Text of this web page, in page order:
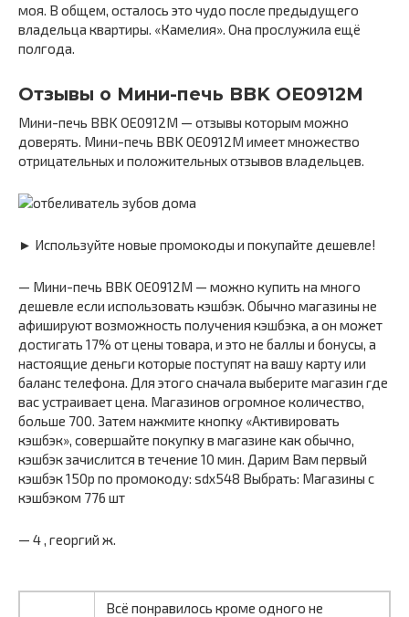
моя. В общем, осталось это чудо после предыдущего
владельца квартиры. «Камелия». Она прослужила ещё
полгода.
Отзывы о Мини-печь BBK OE0912M
Мини-печь BBK OE0912M — отзывы которым можно
доверять. Мини-печь BBK OE0912M имеет множество
отрицательных и положительных отзывов владельцев.
► Используйте новые промокоды и покупайте дешевле!
— Мини-печь BBK OE0912M — можно купить на много
дешевле если использовать кэшбэк. Обычно магазины не
афишируют возможность получения кэшбэка, а он может
достигать 17% от цены товара, и это не баллы и бонусы, а
настоящие деньги которые поступят на вашу карту или
баланс телефона. Для этого сначала выберите магазин где
вас устраивает цена. Магазинов огромное количество,
больше 700. Затем нажмите кнопку «Активировать
кэшбэк», совершайте покупку в магазине как обычно,
кэшбэк зачислится в течение 10 мин. Дарим Вам первый
кэшбэк 150р по промокоду: sdx548 Выбрать: Магазины с
кэшбэком 776 шт
— 4 , георгий ж.
Всё понравилось кроме одного не